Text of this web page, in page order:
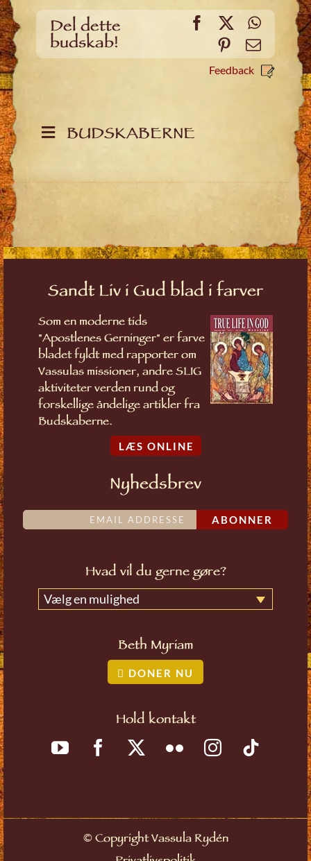
Del dette
budskab!
Facebook
X
Pinterest
Email
Feedback
BUDSKABERNE
Sandt Liv i Gud blad i farver
Som en moderne tids
"Apostlenes Gerninger" er farve
bladet fyldt med rapporter om
Vassulas missioner, andre SLIG
aktiviteter verden rund og
forskellige åndelige artikler fra
Budskaberne.
LÆS ONLINE
Nyhedsbrev
ABONNER
Hvad vil du gerne gøre?
Vælg en mulighed
Beth Myriam
DONER NU
Hold kontakt
©Copyright Vassula Rydén